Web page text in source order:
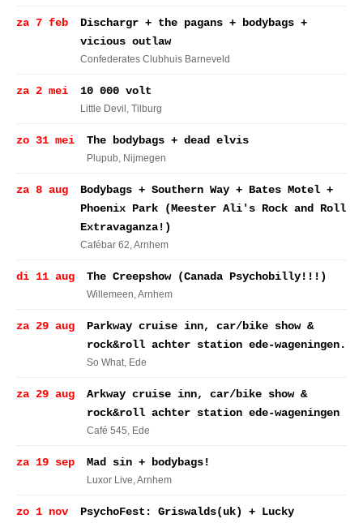
za 7 feb
Dischargr + the pagans + bodybags +
vicious outlaw
Confederates Clubhuis Barneveld
za 2 mei 10 000 volt
Little Devil , Tilburg
zo 31 mei The bodybags + dead elvis
Plupub, Nijmegen
za 8 aug
Bodybags + Southern Way + Bates Motel +
Phoenix Park (Meester Ali's Rock and Roll
Extravaganza!)
Cafébar 62, Arnhem
di 11 aug The Creepshow (Canada Psychobilly!!!)
Willemeen, Arnhem
za 29 aug
Parkway cruise inn, car/bike show &
rock&roll achter station ede-wageningen.
So What, Ede
za 29 aug
Arkway cruise inn, car/bike show &
rock&roll achter station ede-wageningen
Café 545, Ede
za 19 sep Mad sin + bodybags!
Luxor Live, Arnhem
zo 1 nov PsychoFest: Griswalds(uk) + Lucky